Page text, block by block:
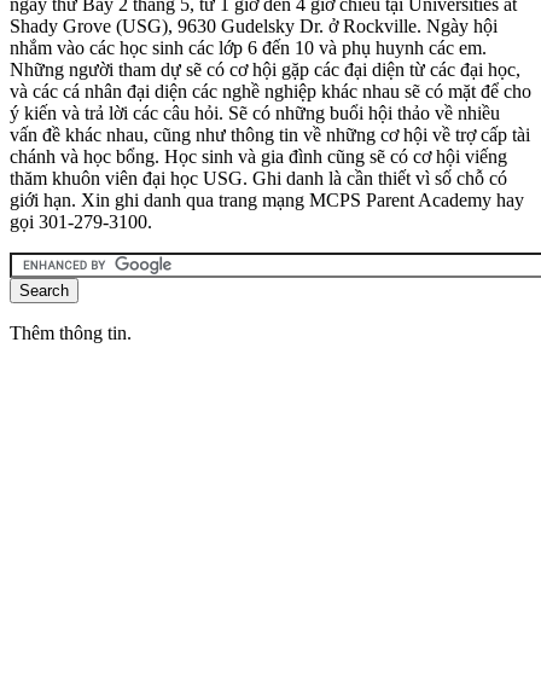
ngày thứ Bảy 2 tháng 5, từ 1 giờ đến 4 giờ chiều tại Universities at
Shady Grove (USG), 9630 Gudelsky Dr. ở Rockville. Ngày hội
nhắm vào các học sinh các lớp 6 đến 10 và phụ huynh các em.
Những người tham dự sẽ có cơ hội gặp các đại diện từ các đại học,
và các cá nhân đại diện các nghề nghiệp khác nhau sẽ có mặt để cho
ý kiến và trả lời các câu hỏi. Sẽ có những buổi hội thảo về nhiều
vấn đề khác nhau, cũng như thông tin về những cơ hội về trợ cấp tài
chánh và học bổng. Học sinh và gia đình cũng sẽ có cơ hội viếng
thăm khuôn viên đại học USG. Ghi danh là cần thiết vì số chỗ có
giới hạn. Xin ghi danh qua trang mạng MCPS Parent Academy hay
gọi 301-279-3100.
Thêm thông tin.